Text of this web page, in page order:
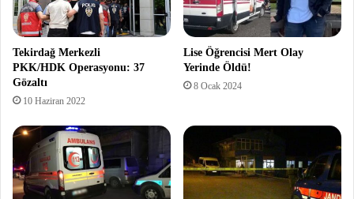
Tekirdağ Merkezli
PKK/HDK Operasyonu: 37
Gözaltı
10 Haziran 2022
Lise Öğrencisi Mert Olay
Yerinde Öldü!
8 Ocak 2024